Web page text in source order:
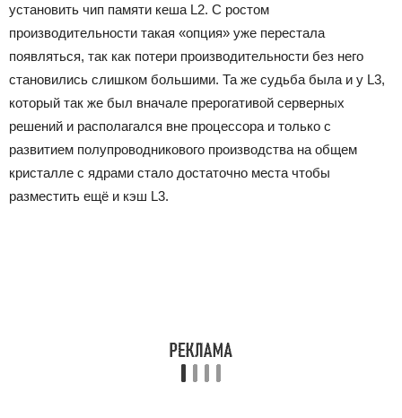
установить чип памяти кеша L2. С ростом
производительности такая «опция» уже перестала
появляться, так как потери производительности без него
становились слишком большими. Та же судьба была и у L3,
который так же был вначале прерогативой серверных
решений и располагался вне процессора и только с
развитием полупроводникового производства на общем
кристалле с ядрами стало достаточно места чтобы
разместить ещё и кэш L3.